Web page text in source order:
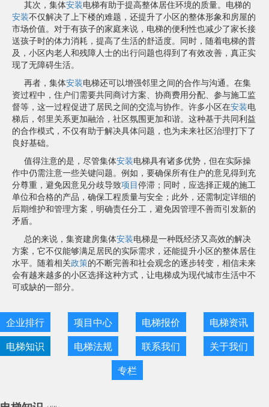
其次，集体安装电梯有助于提高整体居住环境的质量。电梯的
安装不仅解决了上下楼的难题，还提升了小区的整体形象和房屋的
市场价值。对于有孩子的家庭来说，电梯的便利性也减少了家长接
送孩子时的体力消耗，提高了生活的舒适度。同时，随着电梯的普
及，小区内老人和残障人士的出行问题也得到了有效改善，真正实
现了无障碍生活。
再者，集体安装电梯还可以增强邻里之间的合作与沟通。在集
资过程中，住户们需要共同商讨方案、协商费用分配、参与施工监
督等，这一过程促进了居民之间的交流与协作。许多小区在安装电
梯后，邻里关系更加融洽，社区氛围更加和谐。这种基于共同利益
的合作模式，不仅有助于解决具体问题，也为未来社区治理打下了
良好基础。
值得注意的是，尽管集体安装电梯具有诸多优势，但在实际操
作中仍需注意一些关键问题。例如，要确保所有住户的意见得到充
分尊重，避免因意见分歧导致项目停滞；同时，应选择正规的施工
单位和合格的产品，确保工程质量与安全；此外，还需制定详细的
后期维护和管理方案，明确责任分工，避免因管理不善而引发新的
矛盾。
总的来说，集资建房集体安装电梯是一种既经济又高效的解决
方案，它不仅能够满足居民的实际需求，还能提升小区的整体居住
水平。随着相关政策的不断完善和社会观念的逐步转变，相信未来
会有越来越多的小区选择这种方式，让电梯成为现代城市生活中不
可或缺的一部分。
企业排行 项目中心 电梯报价
电梯资讯
电梯知识
电梯法规 联系我们
关于我们
专栏